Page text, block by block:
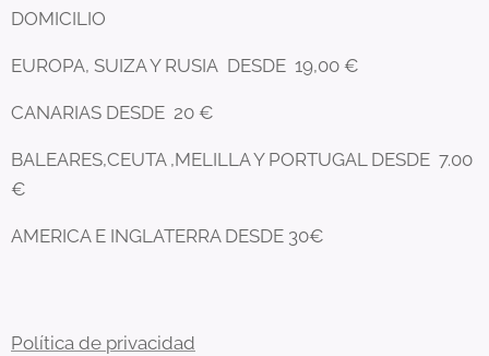
DOMICILIO
EUROPA, SUIZA Y RUSIA DESDE 19,00 €
CANARIAS DESDE 20 €
BALEARES,CEUTA ,MELILLA Y PORTUGAL DESDE 7.00
€
AMERICA E INGLATERRA DESDE 30€
Política de privacidad